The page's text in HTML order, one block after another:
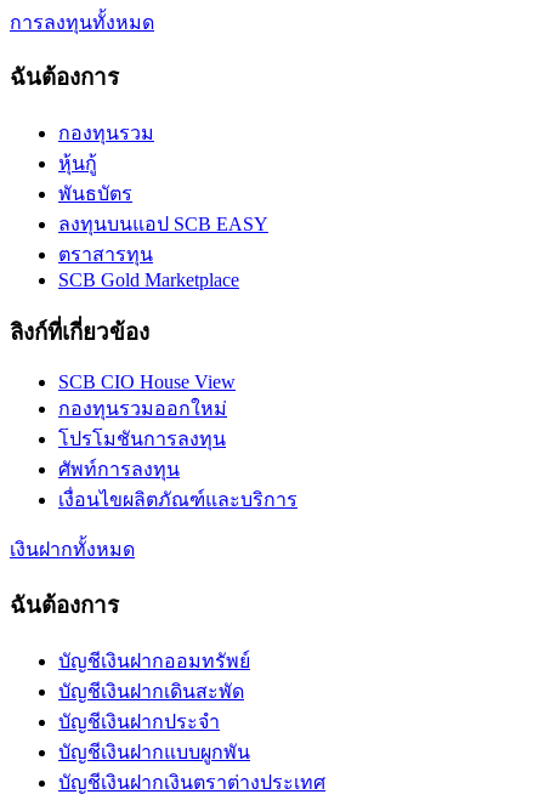
การลงทุนทั้งหมด
ฉันต้องการ
กองทุนรวม
หุ้นกู้
พันธบัตร
ลงทุนบนแอป SCB EASY
ตราสารทุน
SCB Gold Marketplace
ลิงก์ที่เกี่ยวข้อง
SCB CIO House View
กองทุนรวมออกใหม่
โปรโมชันการลงทุน
ศัพท์การลงทุน
เงื่อนไขผลิตภัณฑ์และบริการ
เงินฝากทั้งหมด
ฉันต้องการ
บัญชีเงินฝากออมทรัพย์
บัญชีเงินฝากเดินสะพัด
บัญชีเงินฝากประจำ
บัญชีเงินฝากแบบผูกพัน
บัญชีเงินฝากเงินตราต่างประเทศ